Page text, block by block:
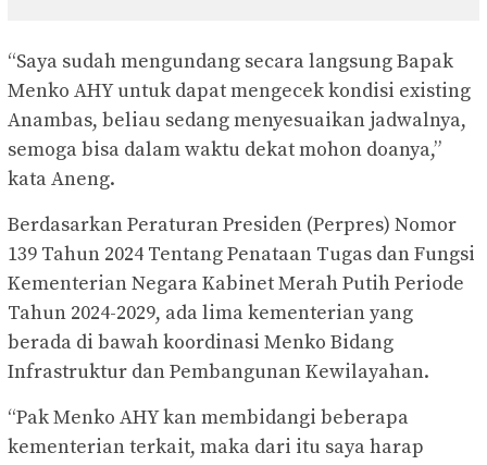
“Saya sudah mengundang secara langsung Bapak
Menko AHY untuk dapat mengecek kondisi existing
Anambas, beliau sedang menyesuaikan jadwalnya,
semoga bisa dalam waktu dekat mohon doanya,”
kata Aneng.
Berdasarkan Peraturan Presiden (Perpres) Nomor
139 Tahun 2024 Tentang Penataan Tugas dan Fungsi
Kementerian Negara Kabinet Merah Putih Periode
Tahun 2024-2029, ada lima kementerian yang
berada di bawah koordinasi Menko Bidang
Infrastruktur dan Pembangunan Kewilayahan.
“Pak Menko AHY kan membidangi beberapa
kementerian terkait, maka dari itu saya harap